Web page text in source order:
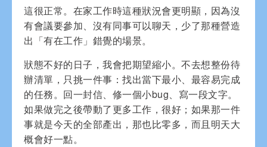
這很正常。在家工作時這種狀況會更明顯，因為沒
有會議要參加、沒有同事可以聊天，少了那種營造
出「有在工作」錯覺的場景。
狀態不好的日子，我會把期望縮小。不去想整份待
辦清單，只挑一件事：找出當下最小、最容易完成
的任務。回一封信、修一個小bug、寫一段文字。
如果做完之後帶動了更多工作，很好；如果那一件
事就是今天的全部產出，那也比零多，而且明天大
概會好一點。